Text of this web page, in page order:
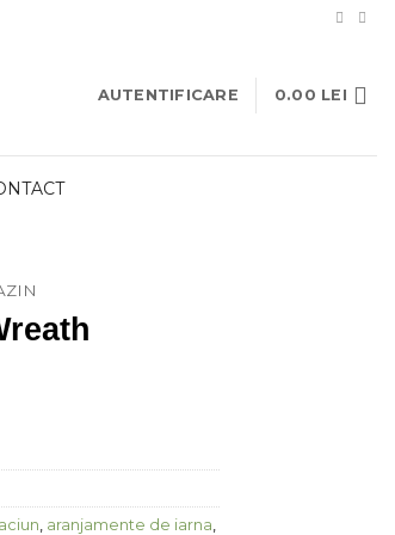
AUTENTIFICARE 0.00 LEI
aranjamente de iarna